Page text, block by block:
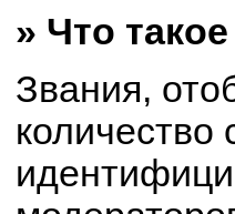
» Что
Звания,